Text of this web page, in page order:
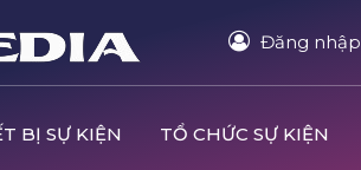
Đăng nhập
BỊ SỰ KIỆN TỔ CHỨC SỰ KIỆN